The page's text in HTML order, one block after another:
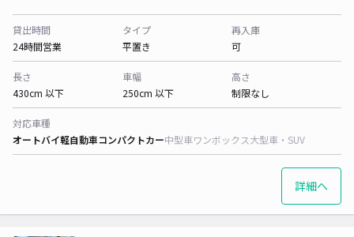
貸出時間
24時間営業
タイプ
平置き
再入庫
可
長さ
430cm 以下
車幅
250cm 以下
高さ
制限なし
対応車種
オートバイ軽自動車コンパクトカー中型車ワンボックス大型車・SUV
詳細へ